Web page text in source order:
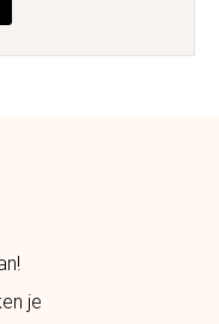
je